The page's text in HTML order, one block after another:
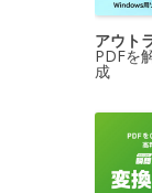
アウト
PDFを
成